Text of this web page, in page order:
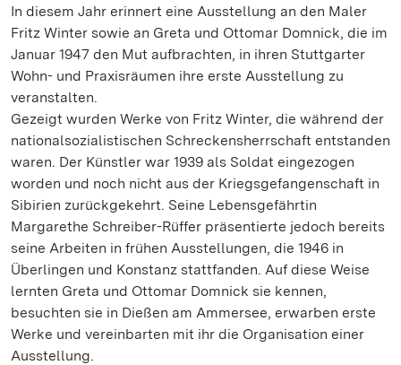
In diesem Jahr erinnert eine Ausstellung an den Maler
Fritz Winter sowie an Greta und Ottomar Domnick, die im
Januar 1947 den Mut aufbrachten, in ihren Stuttgarter
Wohn- und Praxisräumen ihre erste Ausstellung zu
veranstalten.
Gezeigt wurden Werke von Fritz Winter, die während der
nationalsozialistischen Schreckensherrschaft entstanden
waren. Der Künstler war 1939 als Soldat eingezogen
worden und noch nicht aus der Kriegsgefangenschaft in
Sibirien zurückgekehrt. Seine Lebensgefährtin
Margarethe Schreiber-Rüffer präsentierte jedoch bereits
seine Arbeiten in frühen Ausstellungen, die 1946 in
Überlingen und Konstanz stattfanden. Auf diese Weise
lernten Greta und Ottomar Domnick sie kennen,
besuchten sie in Dießen am Ammersee, erwarben erste
Werke und vereinbarten mit ihr die Organisation einer
Ausstellung.